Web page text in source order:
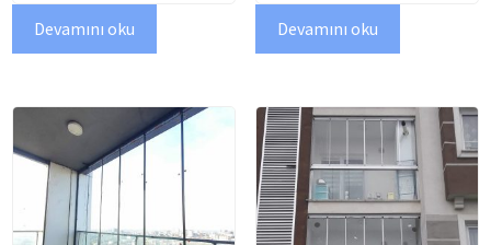
Devamını oku Devamını oku